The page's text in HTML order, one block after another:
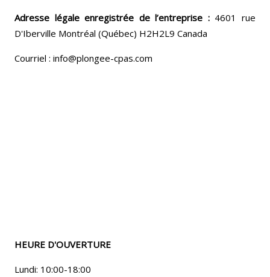
Adresse légale enregistrée de l’entreprise :4601 rue
D'Iberville Montréal (Québec) H2H2L9 Canada
Courriel : info@plongee-cpas.com
HEURE D'OUVERTURE
Lundi: 10:00-18:00